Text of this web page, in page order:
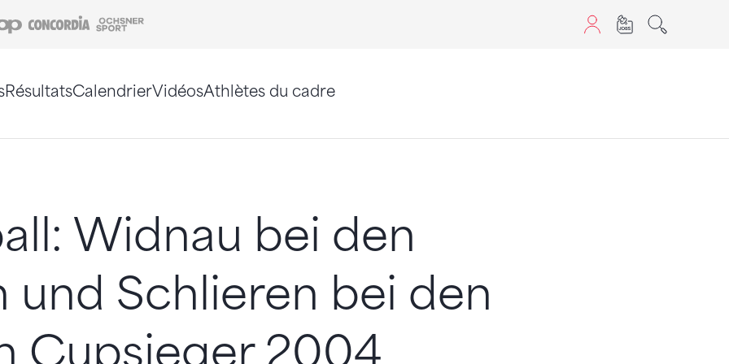
Coop Concordia
RésultatsCalendrierVidéosAthlètes du cadre
Widnau bei den
und Schlieren bei den
Cupsieger 2004